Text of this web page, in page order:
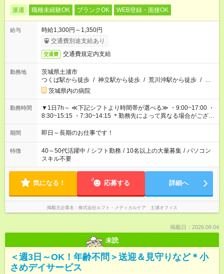
派遣 職種未経験OK ブランクOK WEB登録・面接OK
給与
時給1,300円～1,350円
交通費別途支給あり
交通費 交通費規定内支給
勤務地
茨城県土浦市
つくば駅から徒歩 / 神立駅から徒歩 / 荒川沖駅から徒歩 / …
茨城県内の病院
勤務時間
▼1日7h～ ≪下記シフトより時間帯が選べる≫ ・9:00~17:00 ・
8:30~15:15 ・7:30~14:15 ＊勤務先によって異なる場合がござい
ます！
期間 即日～長期のお仕事です！
特徴 40～50代活躍中 / シフト勤務 / 10名以上の大量募集 / パソコン
スキル不要
気になる！ 応募する 詳細へ
掲載元企業名 株式会社ルフト・メディカルケア 土浦オフィス
掲載日：2026.08.04
未読
＜週3日～OK！年齢不問＞送迎＆見守りなど＊小
さめデイサービス